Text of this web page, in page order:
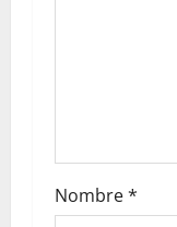
Nombre*